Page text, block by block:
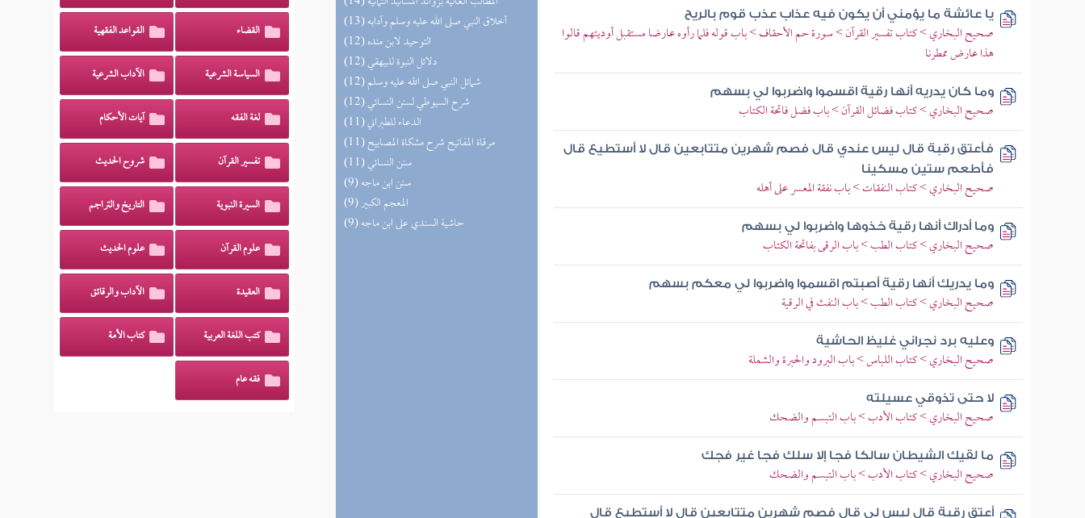
(13) أخلاق النبي صلى الله عليه وسلم وآدابه
(12) التوحيد لابن منده
(12) دلائل النبوة للبيهقي
(12) شمائل النبي صلى الله عليه وسلم
(12) شرح السيوطي لسنن النسائي
(11) الدعاء للطبراني
(11) مرقاة المفاتيح شرح مشكاة المصابيح
(11) سنن النسائي
(9) سنن ابن ماجه
(9) المعجم الكبير
(9) حاشية السندي على ابن ماجه
يا عائشة ما يؤمني أن يكون فيه عذاب عذب قوم بالريح
صحيح البخاري > كتاب تفسير القرآن > سورة حم الأحقاف > باب قوله فلما رأوه عارضا مستقبل أوديتهم قالوا
هذا عارض ممطرنا
وما كان يدريه أنها رقية اقسموا واضربوا لي بسهم
صحيح البخاري > كتاب فضائل القرآن > باب فضل فاتحة الكتاب
فأعتق رقبة قال ليس عندي قال فصم شهرين متتابعين قال لا أستطيع قال
فأطعم ستين مسكينا
صحيح البخاري > كتاب النفقات > باب نفقة المعسر على أهله
وما أدراك أنها رقية خذوها واضربوا لي بسهم
صحيح البخاري > كتاب الطب > باب الرقى بفاتحة الكتاب
وما يدريك أنها رقية أصبتم اقسموا واضربوا لي معكم بسهم
صحيح البخاري > كتاب الطب > باب النفث في الرقية
وعليه برد نجراني غليظ الحاشية
صحيح البخاري > كتاب اللباس > باب البرود والحبرة والشملة
لا حتى تذوقي عسيلته
صحيح البخاري > كتاب الأدب > باب التبسم والضحك
ما لقيك الشيطان سالكا فجا إلا سلك فجا غير فجك
صحيح البخاري > كتاب الأدب > باب التبسم والضحك
أعتق رقبة قال ليس لي قال فصم شهرين متتابعين قال لا أستطيع قال
القضاء القواعد الفقهية
السياسة الشرعية الآداب الشرعية
لغة الفقه آيات الأحكام
تفسير القرآن شروح الحديث
السيرة النبوية التاريخ والتراجم
علوم القرآن علوم الحديث
العقيدة الآداب والرقائق
كتب اللغة العربية كتاب الأمة
فقه عام